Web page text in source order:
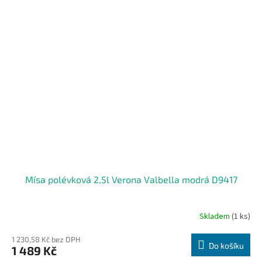
Mísa polévková 2,5l Verona Valbella modrá D9417
Skladem (1 ks)
1 230,58 Kč bez DPH
1 489 Kč Do košíku